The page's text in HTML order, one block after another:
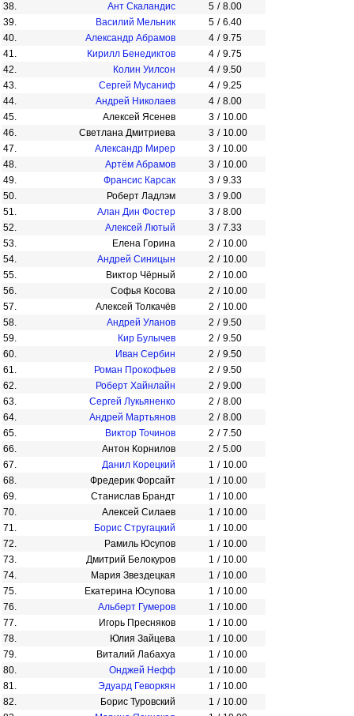
38.
Ант Скаландис 5 / 8.00
39.
Василий Мельник 5 / 6.40
40.
Александр Абрамов 4 / 9.75
41.
Кирилл Бенедиктов 4 / 9.75
42.
Колин Уилсон 4 / 9.50
43.
Сергей Мусаниф 4 / 9.25
44.
Андрей Николаев 4 / 8.00
45.
Алексей Ясенев 3 / 10.00
46.
Светлана Дмитриева 3 / 10.00
47.
Александр Мирер 3 / 10.00
48.
Артём Абрамов 3 / 10.00
49.
Франсис Карсак 3 / 9.33
50.
Роберт Ладлэм 3 / 9.00
51.
Алан Дин Фостер 3 / 8.00
52.
Алексей Лютый 3 / 7.33
53.
Елена Горина 2 / 10.00
54.
Андрей Синицын 2 / 10.00
55.
Виктор Чёрный 2 / 10.00
56.
Софья Косова 2 / 10.00
57.
Алексей Толкачёв 2 / 10.00
58.
Андрей Уланов 2 / 9.50
59.
Кир Булычев 2 / 9.50
60.
Иван Сербин 2 / 9.50
61.
Роман Прокофьев 2 / 9.50
62.
Роберт Хайнлайн 2 / 9.00
63.
Сергей Лукьяненко 2 / 8.00
64.
Андрей Мартьянов 2 / 8.00
65.
Виктор Точинов 2 / 7.50
66.
Антон Корнилов 2 / 5.00
67.
Данил Корецкий 1 / 10.00
68.
Фредерик Форсайт 1 / 10.00
69.
Станислав Брандт 1 / 10.00
70.
Алексей Силаев 1 / 10.00
71.
Борис Стругацкий 1 / 10.00
72.
Рамиль Юсупов 1 / 10.00
73.
Дмитрий Белокуров 1 / 10.00
74.
Мария Звездецкая 1 / 10.00
75.
Екатерина Юсупова 1 / 10.00
76.
Альберт Гумеров 1 / 10.00
77.
Игорь Пресняков 1 / 10.00
78.
Юлия Зайцева 1 / 10.00
79.
Виталий Лабахуа 1 / 10.00
80.
Онджей Нефф 1 / 10.00
81.
Эдуард Геворкян 1 / 10.00
82.
Борис Туровский 1 / 10.00